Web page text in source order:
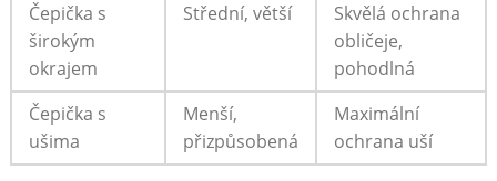
Čepička s
širokým
okrajem
Střední, větší
Skvělá ochrana
obličeje,
pohodlná
Čepička s
ušima
Menší,
přizpůsobená
Maximální
ochrana uší